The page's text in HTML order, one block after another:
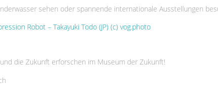
sehen oder spannende internationale Ausstellungen
die Zukunft erforschen im Museum der Zukunft!